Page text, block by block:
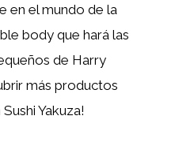
en el mundo de la
body que hará las
de Harry
más productos
Yakuza!